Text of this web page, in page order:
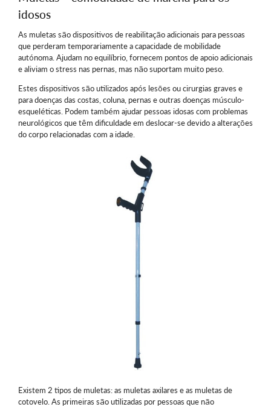
idosos
As muletas são dispositivos de reabilitação adicionais para pessoas
que perderam temporariamente a capacidade de mobilidade
autónoma. Ajudam no equilíbrio, fornecem pontos de apoio adicionais
e aliviam o stress nas pernas, mas não suportam muito peso.
Estes dispositivos são utilizados após lesões ou cirurgias graves e
para doenças das costas, coluna, pernas e outras doenças músculo-
esqueléticas. Podem também ajudar pessoas idosas com problemas
neurológicos que têm dificuldade em deslocar-se devido a alterações
do corpo relacionadas com a idade.
Existem 2 tipos de muletas: as muletas axilares e as muletas de
cotovelo. As primeiras são utilizadas por pessoas que não